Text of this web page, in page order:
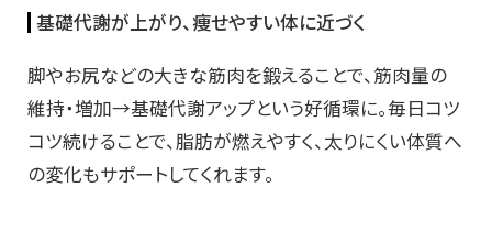
基礎代謝が上がり、痩せやすい体に近づく
脚やお尻などの大きな筋肉を鍛えることで、筋肉量の
維持・増加→基礎代謝アップという好循環に。毎日コツ
コツ続けることで、脂肪が燃えやすく、太りにくい体質へ
の変化もサポートしてくれます。